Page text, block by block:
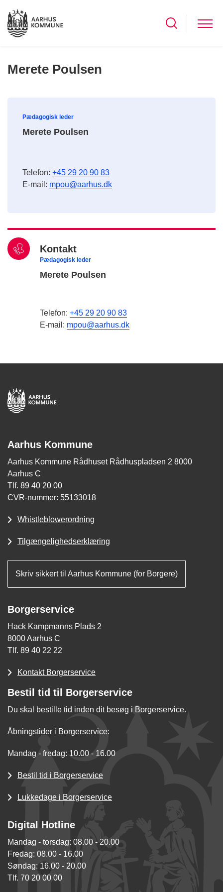
Merete Poulsen
Pædagogisk leder
Merete Poulsen
Telefon: +45 29 20 90 83
E-mail: mpou@aarhus.dk
Kontakt
Pædagogisk leder
Merete Poulsen
Telefon: +45 29 20 90 83
E-mail: mpou@aarhus.dk
Aarhus Kommune
Aarhus Kommune Rådhuset Rådhuspladsen 2 8000
Aarhus C
Tlf. 89 40 20 00
CVR-nummer: 55133018
Whistleblowerordning
Tilgængelighedserklæring
Skriv sikkert til Aarhus Kommune (for Borgere)
Borgerservice
Hack Kampmanns Plads 2
8000 Aarhus C
Tlf. 89 40 22 22
Kontakt Borgerservice
Bestil tid til Borgerservice
Du skal bestille tid inden dit besøg i Borgerservice.
Åbningstider i Borgerservice:
Mandag - fredag: 10.00 - 16.00
Bestil tid i Borgerservice
Lukkedage i Borgerservice
Digital Hotline
Mandag - torsdag: 08.00 - 20.00
Fredag: 08.00 - 16.00
Søndag: 16.00 - 20.00
Tlf. 70 20 00 00